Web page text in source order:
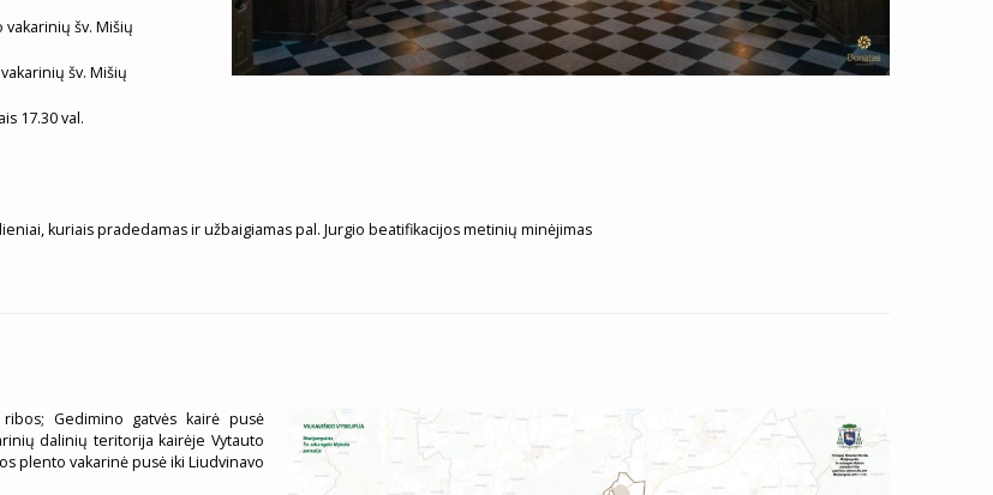
šv. Mišių
šv. Mišių
17.30 val.
kuriais pradedamas ir užbaigiamas pal. Jurgio beatifikacijos metinių minėjimas
Gedimino gatvės kairė pusė
dalinių teritorija kairėje Vytauto
plento vakarinė pusė iki Liudvinavo